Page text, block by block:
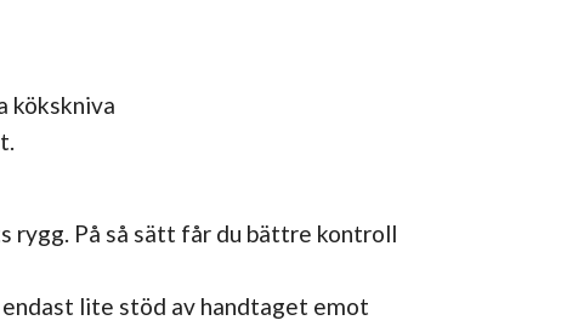
kökskniva
rygg. På så sätt får du bättre kontroll
lite stöd av handtaget emot